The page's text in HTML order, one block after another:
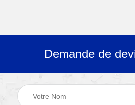
Demande de